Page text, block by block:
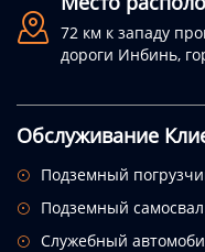
 72 км к западу
дороги Инбинь,
Обслуживание
 Подземный
 Подземный самосвал
 Служебный